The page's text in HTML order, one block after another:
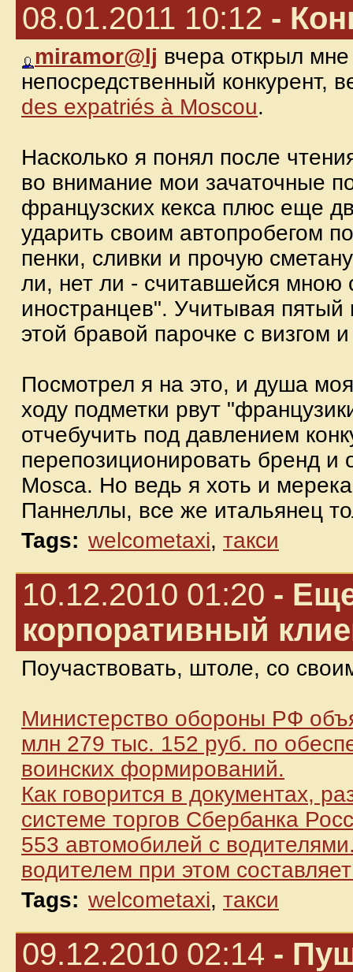
08.01.2011 10:12 -
miramor@lj вчера открыл
непосредственный конкурент,
des expatriés à Moscou.
Насколько я понял после
во внимание мои зачаточные
французских кекса плюс еще
ударить своим автопробегом
пенки, сливки и прочую
ли, нет ли - считавшейся мною
иностранцев". Учитывая пятый
этой бравой парочке с визгом
Посмотрел я на это, и душа
ходу подметки рвут
отчебучить под давлением
перепозиционировать бренд и
Mosca. Но ведь я хоть и
Паннеллы, все же итальянец
Tags: welcometaxi, такси
10.12.2010 01:20 -
корпоративный
Поучаствовать, штоле, со
Министерство обороны РФ
млн 279 тыс. 152 руб. по
воинских формирований.
Как говорится в документах,
системе торгов Сбербанка
553 автомобилей с
водителем при этом
Tags: welcometaxi, такси
09.12.2010 02:14 -